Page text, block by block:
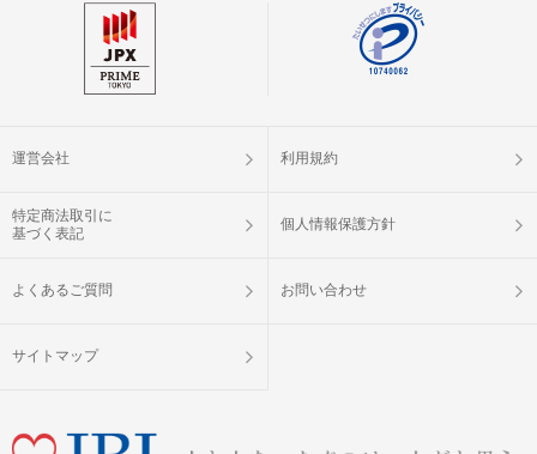
運営会社 利用規約
特定商法取引に
基づく表記
個人情報保護方針
よくあるご質問 お問い合わせ
サイトマップ